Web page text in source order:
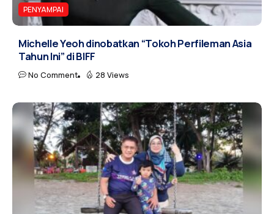
PENYAMPAI
Michelle Yeoh dinobatkan “Tokoh Perfileman Asia
Tahun Ini” di BIFF
No Comment 28 Views